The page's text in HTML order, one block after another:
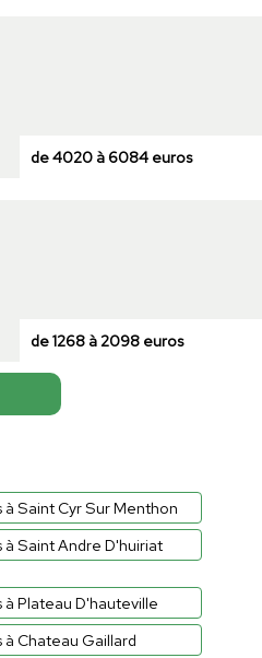
de 4020 à 6084 euros
de 1268 à 2098 euros
à Saint Cyr Sur Menthon
à Saint Andre D'huiriat
à Plateau D'hauteville
à Chateau Gaillard